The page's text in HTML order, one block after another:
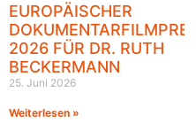
EUROPÄISCHER
DOKUMENTARFILMPREIS
2026 FÜR DR. RUTH
BECKERMANN
25. Juni 2026
Weiterlesen »